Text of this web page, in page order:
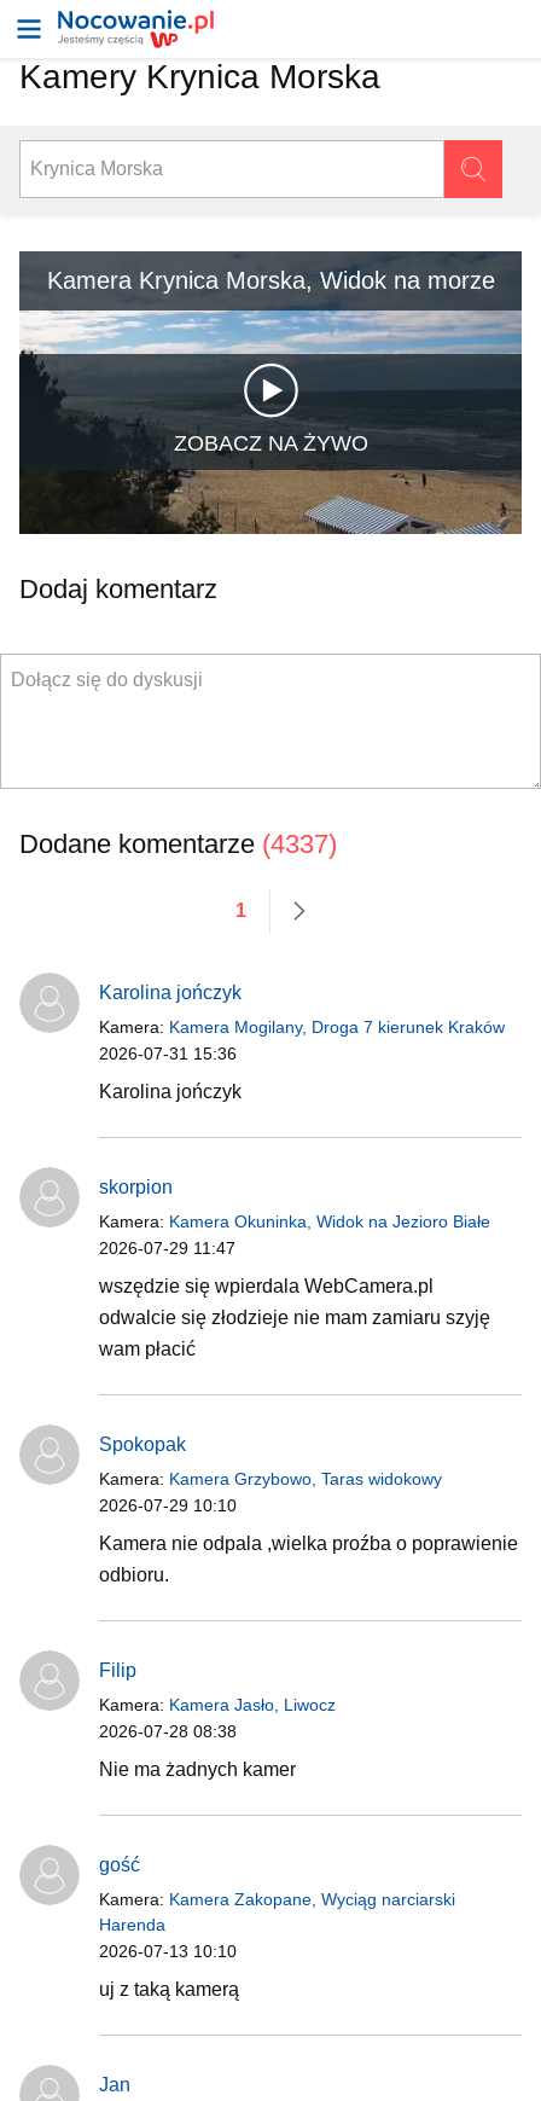
Kamery Krynica Morska
Kamera Krynica Morska, Widok na morze
ZOBACZ NA ŻYWO
Dodaj komentarz
Dodane komentarze (4337)
1
Karolina jończyk
Kamera: Kamera Mogilany, Droga 7 kierunek Kraków
2026-07-31 15:36
Karolina jończyk
skorpion
Kamera: Kamera Okuninka, Widok na Jezioro Białe
2026-07-29 11:47
wszędzie się wpierdala WebCamera.pl
odwalcie się złodzieje nie mam zamiaru szyję
wam płacić
Spokopak
Kamera: Kamera Grzybowo, Taras widokowy
2026-07-29 10:10
Kamera nie odpala ,wielka proźba o poprawienie
odbioru.
Filip
Kamera: Kamera Jasło, Liwocz
2026-07-28 08:38
Nie ma żadnych kamer
gość
Kamera: Kamera Zakopane, Wyciąg narciarski
Harenda
2026-07-13 10:10
uj z taką kamerą
Jan